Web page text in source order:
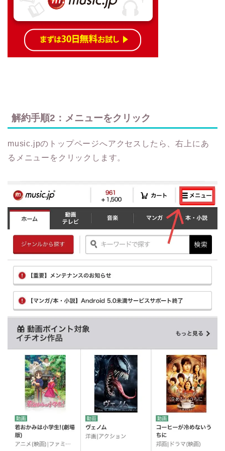
解約手順2：メニューをクリック
music.jpのトップページへアクセスしたら、右上にあ
るメニューをクリックします。